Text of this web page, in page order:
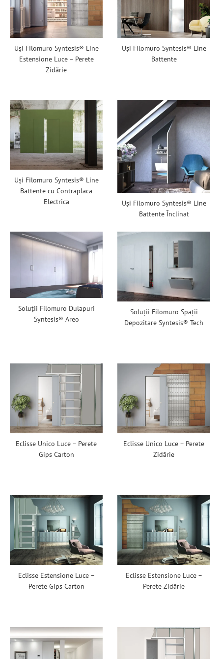
Uși Filomuro Syntesis® Line
Estensione Luce – Perete
Zidărie
Uși Filomuro Syntesis® Line
Battente
Uși Filomuro Syntesis® Line
Battente cu Contraplaca
Electrica
Uși Filomuro Syntesis® Line
Battente Înclinat
Soluții Filomuro Dulapuri
Syntesis® Areo
Soluții Filomuro Spații
Depozitare Syntesis® Tech
Eclisse Unico Luce – Perete
Gips Carton
Eclisse Unico Luce – Perete
Zidărie
Eclisse Estensione Luce –
Perete Gips Carton
Eclisse Estensione Luce –
Perete Zidărie